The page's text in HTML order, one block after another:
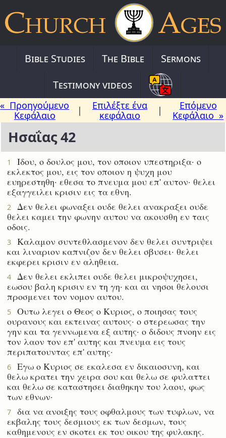
Bible Studies The Bible
Sermons
Testimony videos
« Προηγούμενο
Κεφάλαιο
|
Επιλέξτε ένα
κεφάλαιο
|
Επόμενο
Κεφάλαιο »
Ησαΐας 42
1
Ιδου, ο δουλος μου, τον οποιον υπεστηριξα· ο
εκλεκτος μου, εις τον οποιον η ψυχη μου
ευηρεστηθη· εθεσα το πνευμα μου επ' αυτον· θελει
εξαγγειλει κρισιν εις τα εθνη.
2
Δεν θελει φωναξει ουδε θελει ανακραξει ουδε
θελει καμει την φωνην αυτου να ακουσθη εν ταις
οδοις.
3
Καλαμον συντεθλασμενον δεν θελει συντριψει
και λιναριον καπνιζον δεν θελει σβυσει· θελει
εκφερει κρισιν εν αληθεια.
4
Δεν θελει εκλιπει ουδε θελει μικροψυχησει,
εωσου βαλη κρισιν εν τη γη· και αι νησοι θελουσι
προσμενει τον νομον αυτου.
5
Ουτω λεγει ο Θεος ο Κυριος, ο ποιησας τους
ουρανους και εκτεινας αυτους· ο στερεωσας την
γην και τα γεννωμενα εξ αυτης· ο διδους πνοην εις
τον λαον τον επ' αυτης και πνευμα εις τους
περιπατουντας επ' αυτης·
6
Εγω ο Κυριος σε εκαλεσα εν δικαιοσυνη, και
θελω κρατει την χειρα σου και θελω σε φυλαττει
και θελω σε καταστησει διαθηκην του λαου, φως
των εθνων·
7
δια να ανοιξης τους οφθαλμους των τυφλων, να
εκβαλης τους δεσμιους εκ των δεσμων, τους
καθημενους εν σκοτει εκ του οικου της φυλακης.